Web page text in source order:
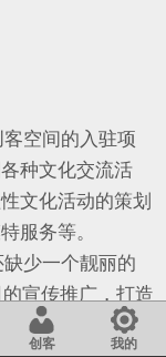
空间的入驻项
种文化交流活
文化活动的策划
服务等。
少一个靓丽的
宣传推广，打造
有创意有活力的
创客 我的